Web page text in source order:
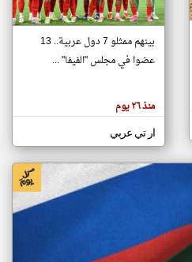
تغيير الدولة
اخبار جزر القمر على مدار الساعة
أهم اخبار جزر القمر العاجلة والمباشرة
بينهم ممثلو 7 دول عربية.. 13
عضوا في مجلس "الفيفا" ...
منذ ٢٦ يوم
ار تي عربي
klyoum.com